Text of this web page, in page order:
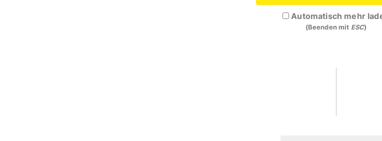
Automatisch mehr
(Beenden mit ESC)